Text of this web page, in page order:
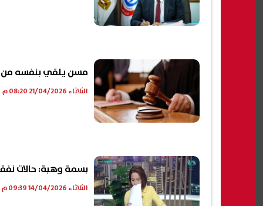
مسن يلقي بنفسه من
الثلاثاء 21/04/2026 08:20 م
بسمة وهبة: حالات
الثلاثاء 14/04/2026 09:39 م